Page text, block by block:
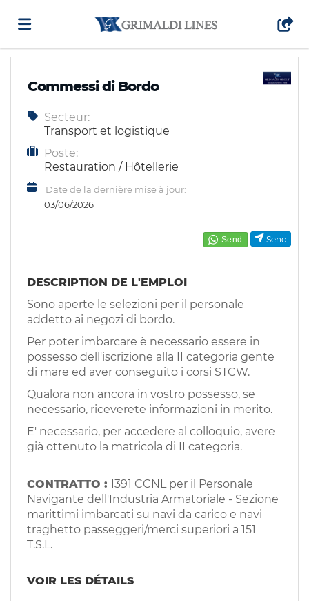
Emplois
Déposez
EN
FR
IT
ES
PT
Send
Commessi di Bordo
Secteur:
Transport et logistique
Poste:
Restauration / Hôtellerie
Date de la dernière mise à jour:
03/06/2026
DESCRIPTION DE L'EMPLOI
Sono aperte le selezioni per il personale
addetto ai negozi di bordo.
Per poter imbarcare è necessario essere in
possesso dell'iscrizione alla II categoria gente
di mare ed aver conseguito i corsi STCW.
Qualora non ancora in vostro possesso, se
necessario, riceverete informazioni in merito.
E' necessario, per accedere al colloquio, avere
già ottenuto la matricola di II categoria.
CONTRATTO : I391 CCNL per il Personale
Navigante dell'Industria Armatoriale - Sezione
marittimi imbarcati su navi da carico e navi
traghetto passeggeri/merci superiori a 151
T.S.L.
VOIR LES DÉTAILS